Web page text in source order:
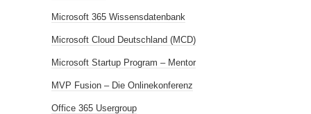
Microsoft 365 Wissensdatenbank
Microsoft Cloud Deutschland (MCD)
Microsoft Startup Program – Mentor
MVP Fusion – Die Onlinekonferenz
Office 365 Usergroup